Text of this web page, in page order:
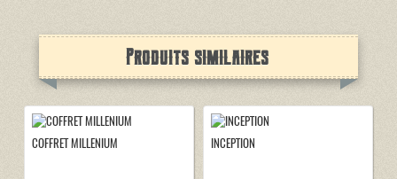
Produits similaires
COFFRET MILLENIUM INCEPTION